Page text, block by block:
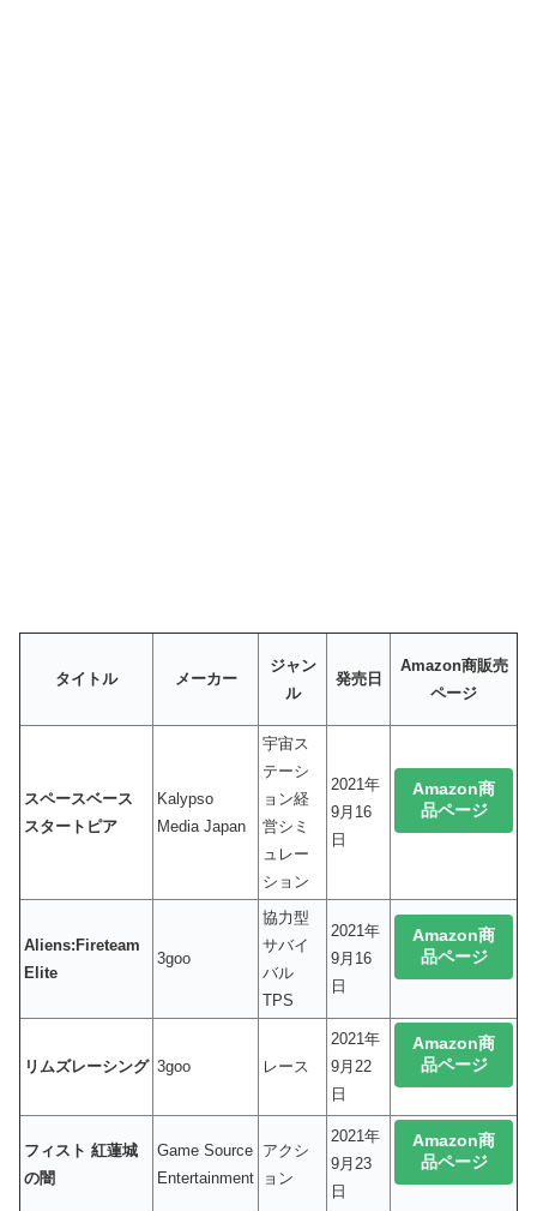
タイトル メーカー
ジャン
ル
発売日
Amazon商販売
ページ
スペースベース
スタートピア
Kalypso
Media Japan
宇宙ス
テーシ
ョン経
営シミ
ュレー
ション
2021年
9月16
日
Amazon商
品ページ
Aliens:Fireteam
Elite
3goo
協力型
サバイ
バル
TPS
2021年
9月16
日
Amazon商
品ページ
リムズレーシング 3goo レース
2021年
9月22
日
Amazon商
品ページ
フィスト 紅蓮城
の闇
Game Source
Entertainment
アクシ
ョン
2021年
9月23
日
Amazon商
品ページ